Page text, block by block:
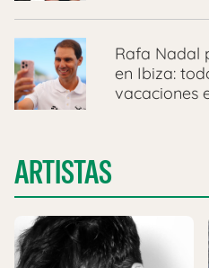
Rafa Nadal
en Ibiza:
vacaciones
ARTISTAS